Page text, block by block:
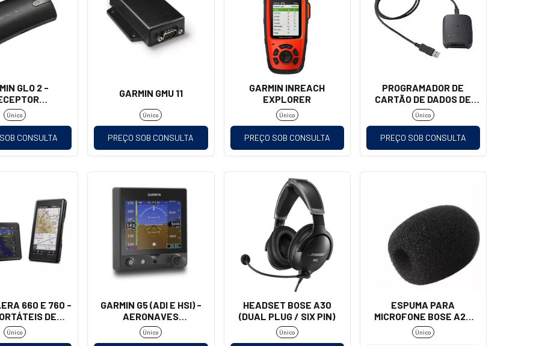
GLO 2 -
GLONASS
Único
CONSULTA
GARMIN GMU 11
Único
PREÇO SOB CONSULTA
GARMIN INREACH
EXPLORER
Único
PREÇO SOB CONSULTA
PROGRAMADOR DE
CARTÃO DE DADOS DE
AVIAÇÃO USB
Único
PREÇO SOB CONSULTA
660 E 760 -
DE
AVIAÇÃO
Único
GARMIN G5 (ADI E HSI) -
AERONAVES
EXPERIMENTAIS E
HOMOLOGADAS
Único
HEADSET BOSE A30
(DUAL PLUG / SIX PIN)
Único
ESPUMA PARA
MICROFONE BOSE A20
(PARALELO 1° LINHA)
Único